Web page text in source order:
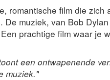
romantische film die
De muziek, van Bob
prachtige film waar je
een ontwapenende
muziek."